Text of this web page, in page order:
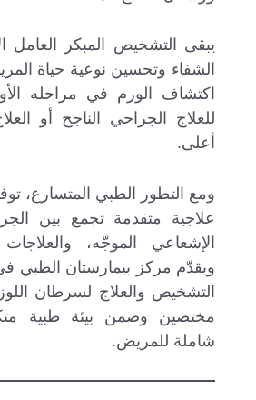
يبقى التشخيص المبكر
الشفاء وتحسين نوعية حياة
اكتشاف الورم في مراحله
للعلاج الجراحي الناجح أو
أعلى.
ومع التطور الطبي المتسارع،
علاجية متقدمة تجمع بين
الإشعاعي الموجّه، والعلاجات
ويقدّم مركز بيمارستان الطبي
التشخيص والعلاج لسرطان
مختصين وضمن بيئة طبية
شاملة للمريض.